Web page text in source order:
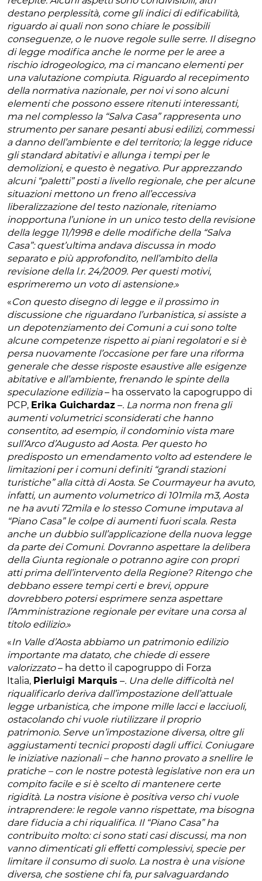
destano perplessità, come gli indici di edificabilità,
riguardo ai quali non sono chiare le possibili
conseguenze, o le nuove regole sulle serre. Il disegno
di legge modifica anche le norme per le aree a
rischio idrogeologico, ma ci mancano elementi per
una valutazione compiuta. Riguardo al recepimento
della normativa nazionale, per noi vi sono alcuni
elementi che possono essere ritenuti interessanti,
ma nel complesso la “Salva Casa” rappresenta uno
strumento per sanare pesanti abusi edilizi, commessi
a danno dell’ambiente e del territorio; la legge riduce
gli standard abitativi e allunga i tempi per le
demolizioni, e questo è negativo. Pur apprezzando
alcuni “paletti” posti a livello regionale, che per alcune
situazioni mettono un freno all’eccessiva
liberalizzazione del testo nazionale, riteniamo
inopportuna l’unione in un unico testo della revisione
della legge 11/1998 e delle modifiche della “Salva
Casa”: quest’ultima andava discussa in modo
separato e più approfondito, nell’ambito della
revisione della l.r. 24/2009. Per questi motivi,
esprimeremo un voto di astensione.»
«Con questo disegno di legge e il prossimo in
discussione che riguardano l’urbanistica, si assiste a
un depotenziamento dei Comuni a cui sono tolte
alcune competenze rispetto ai piani regolatori e si è
persa nuovamente l’occasione per fare una riforma
generale che desse risposte esaustive alle esigenze
abitative e all’ambiente, frenando le spinte della
speculazione edilizia– ha osservato la capogruppo di
PCP, Erika Guichardaz –. La norma non frena gli
aumenti volumetrici sconsiderati che hanno
consentito, ad esempio, il condominio vista mare
sull’Arco d’Augusto ad Aosta. Per questo ho
predisposto un emendamento volto ad estendere le
limitazioni per i comuni definiti “grandi stazioni
turistiche” alla città di Aosta. Se Courmayeur ha avuto,
infatti, un aumento volumetrico di 101mila m3, Aosta
ne ha avuti 72mila e lo stesso Comune imputava al
“Piano Casa” le colpe di aumenti fuori scala. Resta
anche un dubbio sull’applicazione della nuova legge
da parte dei Comuni. Dovranno aspettare la delibera
della Giunta regionale o potranno agire con propri
atti prima dell’intervento della Regione? Ritengo che
debbano essere tempi certi e brevi, oppure
dovrebbero potersi esprimere senza aspettare
l’Amministrazione regionale per evitare una corsa al
titolo edilizio.»
«In Valle d’Aosta abbiamo un patrimonio edilizio
importante ma datato, che chiede di essere
valorizzato– ha detto il capogruppo di Forza
Italia, Pierluigi Marquis –. Una delle difficoltà nel
riqualificarlo deriva dall’impostazione dell’attuale
legge urbanistica, che impone mille lacci e lacciuoli,
ostacolando chi vuole riutilizzare il proprio
patrimonio. Serve un’impostazione diversa, oltre gli
aggiustamenti tecnici proposti dagli uffici. Coniugare
le iniziative nazionali – che hanno provato a snellire le
pratiche – con le nostre potestà legislative non era un
compito facile e si è scelto di mantenere certe
rigidità. La nostra visione è positiva verso chi vuole
intraprendere: le regole vanno rispettate, ma bisogna
dare fiducia a chi riqualifica. Il “Piano Casa” ha
contribuito molto: ci sono stati casi discussi, ma non
vanno dimenticati gli effetti complessivi, specie per
limitare il consumo di suolo. La nostra è una visione
diversa, che sostiene chi fa, pur salvaguardando